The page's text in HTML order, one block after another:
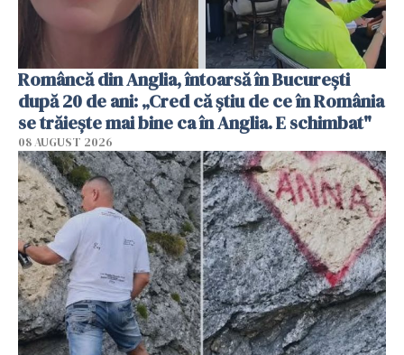
Româncă din Anglia, întoarsă în București
după 20 de ani: „Cred că știu de ce în România
se trăiește mai bine ca în Anglia. E schimbat"
08 AUGUST 2026